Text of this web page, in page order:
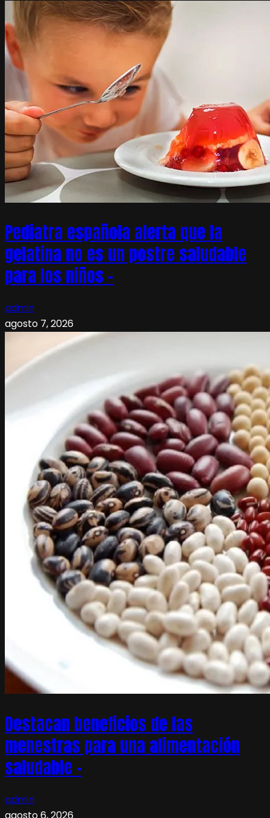
Pediatra española alerta que la
gelatina no es un postre saludable
para los niños –
admin
agosto 7, 2026
Destacan beneficios de las
menestras para una alimentación
saludable –
admin